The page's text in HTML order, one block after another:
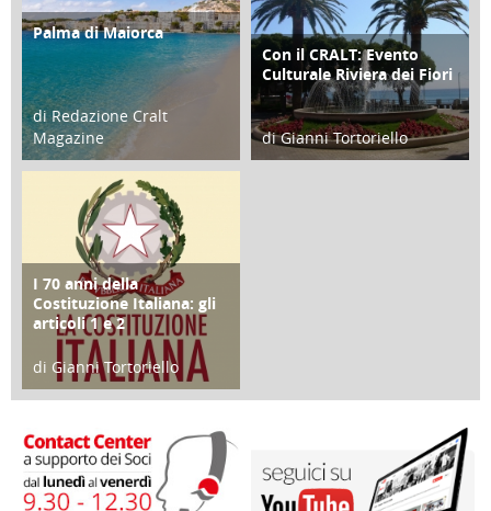
ATTIVITÀ
Palma di Maiorca
di Redazione Cralt
Magazine
25 Giugno 2016
ATTIVITÀ
Con il CRALT: Evento
Culturale Riviera dei Fiori
di Gianni Tortoriello
FOCUS
I 70 anni della
Costituzione Italiana: gli
articoli 1 e 2
di Gianni Tortoriello
17 Marzo 2018